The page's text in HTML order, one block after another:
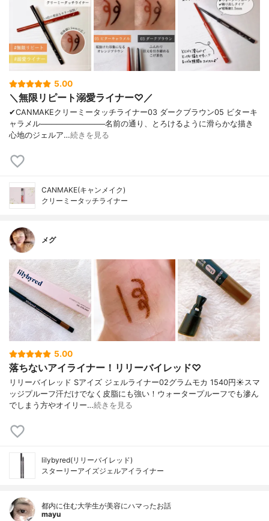
5.00
＼無限リピート溺愛ライナー♡／
✔︎CANMAKEクリーミータッチライナー03 ダークブラウン05 ビターキ
ャラメル────────────名前の通り、とろけるように滑らかな描き
心地のジェルア…続きを見る
CANMAKE(キャンメイク)
クリーミータッチライナー
メグ
5.00
落ちないアイライナー！リリーバイレッド♡
リリーバイレッド Sアイズ ジェルライナー02グラムモカ 1540円☀️スマ
ッジプルーフ汗だけでなく皮脂にも強い！ウォータープルーフでも滲ん
でしまう方やオイリー…続きを見る
lilybyred(リリーバイレッド)
スターリーアイズジェルアイライナー
都内に住む大学生が美容にハマったお話
mayu